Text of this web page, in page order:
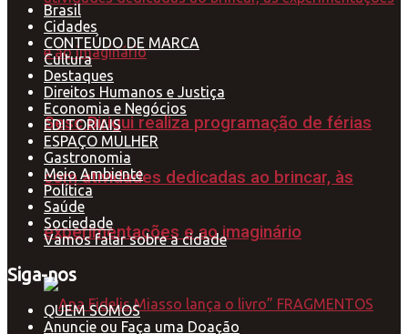
Sesc Birigui realiza programação de férias
com atividades dedicadas ao brincar, às
experimentações e ao imaginário
Brasil
Cidades
CONTEÚDO DE MARCA
Cultura
Destaques
Direitos Humanos e Justiça
Economia e Negócios
EDITORIAIS
ESPAÇO MULHER
Gastronomia
Meio Ambiente
Política
Saúde
Sociedade
Vamos falar sobre a cidade
Siga-nos
QUEM SOMOS
Anuncie ou Faça uma Doação